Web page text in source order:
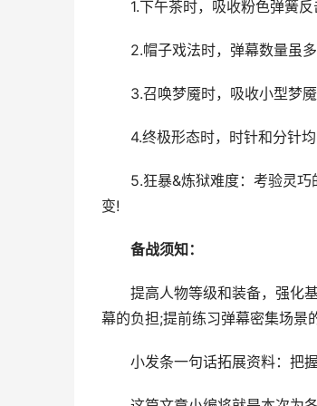
1.下午茶时，吸收粉色弹簧反
2.帽子戏法时，弹幕数量虽多
3.召唤梦魇时，吸收小型梦魇
4.终极形态时，时针和分针均
5.狂暴&炼狱难度：考验灵巧
变!
备战须知：
提高人物等级和装备，强化基
幕的负担;提前练习弹幕密集场景
小发条一句话拓展资料：把握